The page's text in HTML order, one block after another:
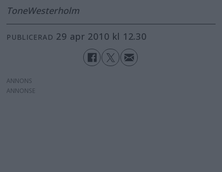
ToneWesterholm
PUBLICERAD 29 apr 2010 kl 12.30
ANNONS